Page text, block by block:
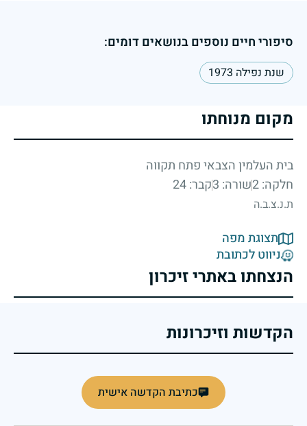
סיפורי חיים נוספים בנושאים דומים:
שנת נפילה 1973
מקום מנוחתו
בית העלמין הצבאי פתח תקווה
חלקה: 2
שורה: 3 קבר: 24
ת.נ.צ.ב.ה
תצוגת מפה
ניווט לכתובת
הנצחתו באתרי זיכרון
הקדשות וזיכרונות
כתיבת הקדשה אישית